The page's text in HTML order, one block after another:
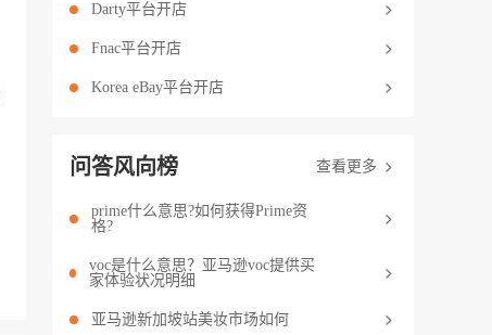
Darty平台开店
Fnac平台开店
Korea eBay平台开店
问答风向榜 查看更多
prime什么意思?如何获得Prime资
格?
voc是什么意思？亚马逊voc提供买
家体验状况明细
亚马逊新加坡站美妆市场如何